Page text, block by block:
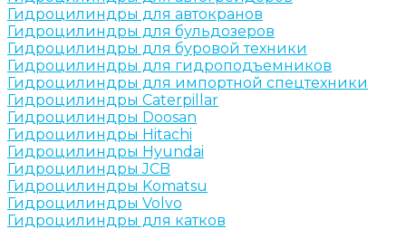
Гидроцилиндры для автокранов
Гидроцилиндры для бульдозеров
Гидроцилиндры для буровой техники
Гидроцилиндры для гидроподъемников
Гидроцилиндры для импортной спецтехники
Гидроцилиндры Caterpillar
Гидроцилиндры Doosan
Гидроцилиндры Hitachi
Гидроцилиндры Hyundai
Гидроцилиндры JCB
Гидроцилиндры Komatsu
Гидроцилиндры Volvo
Гидроцилиндры для катков